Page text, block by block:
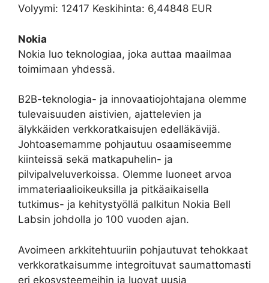
Volyymi: 12417 Keskihinta: 6,44848 EUR
Nokia
Nokia luo teknologiaa, joka auttaa maailmaa
toimimaan yhdessä.
B2B-teknologia- ja innovaatiojohtajana olemme
tulevaisuuden aistivien, ajattelevien ja
älykkäiden verkkoratkaisujen edelläkävijä.
Johtoasemamme pohjautuu osaamiseemme
kiinteissä sekä matkapuhelin- ja
pilvipalveluverkoissa. Olemme luoneet arvoa
immateriaalioikeuksilla ja pitkäaikaisella
tutkimus- ja kehitystyöllä palkitun Nokia Bell
Labsin johdolla jo 100 vuoden ajan.
Avoimeen arkkitehtuuriin pohjautuvat tehokkaat
verkkoratkaisumme integroituvat saumattomasti
eri ekosysteemeihin ja luovat uusia